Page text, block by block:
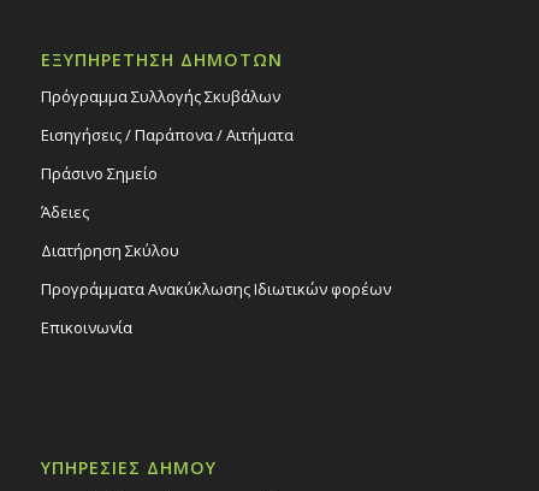
ΕΞΥΠΗΡΕΤΗΣΗ ΔΗΜΟΤΩΝ
Πρόγραμμα Συλλογής Σκυβάλων
Εισηγήσεις / Παράπονα / Αιτήματα
Πράσινο Σημείο
Άδειες
Διατήρηση Σκύλου
Προγράμματα Ανακύκλωσης Ιδιωτικών φορέων
Επικοινωνία
ΥΠΗΡΕΣΙΕΣ ΔΗΜΟΥ